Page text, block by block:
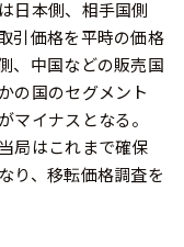
日本側、相手国側
引価格を平時の価格
、中国などの販売国
の国のセグメント
マイナスとなる。
局はこれまで確保
り、移転価格調査を